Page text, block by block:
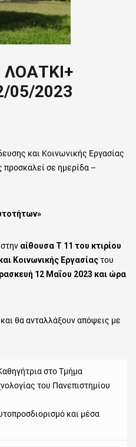
ΛΟΑΤΚΙ+
05/2023
και Κοινωνικής Εργασίας
σε ημερίδα –
αίθουσα Τ 11 του κτιρίου
Κοινωνικής Εργασίαςτου
12 Μαΐου 2023 και ώρα
θα ανταλλάξουν απόψεις με
στο Τμήμα
του Πανεπιστημίου
και μέσα